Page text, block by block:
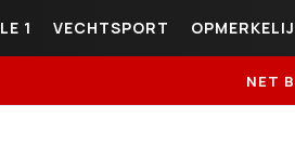
1 VECHTSPORT
NET